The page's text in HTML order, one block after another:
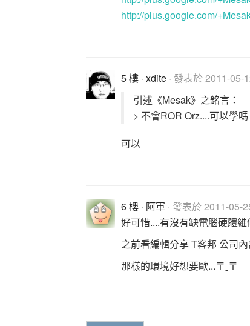
http://plus.google.com/
5 樓 · xdite · 發表於 2011-05-
引述《Mesak》之銘言：
> 不會ROR Orz....可以學
可以
6 樓 · 阿軍 · 發表於 2011-05-
好可惜....有沒有缺電腦硬體維
之前看編輯分享 T客邦 公司
那樣的環境好想要歐...〒ˍ〒